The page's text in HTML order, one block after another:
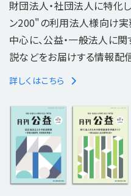
財団法人・社団法人に特化
ン200"の利用法人様向け実
中心に、公益・一般法人に
説などをお届けする情報配信
詳しくはこちら